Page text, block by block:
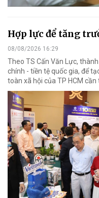
Hợp lực để tăng
08/08/2026 16:29
Theo TS Cấn Văn Lực,
chính - tiền tệ quốc gia, để
toàn xã hội của TP HCM cần